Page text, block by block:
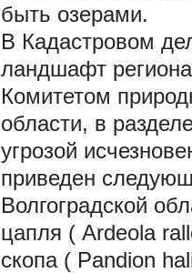
быть озерами.
В Кадастровом
ландшафт
Комитетом
области, в
угрозой
приведен
Волгоградской
цапля ( Ardeola
скопа ( Pandion